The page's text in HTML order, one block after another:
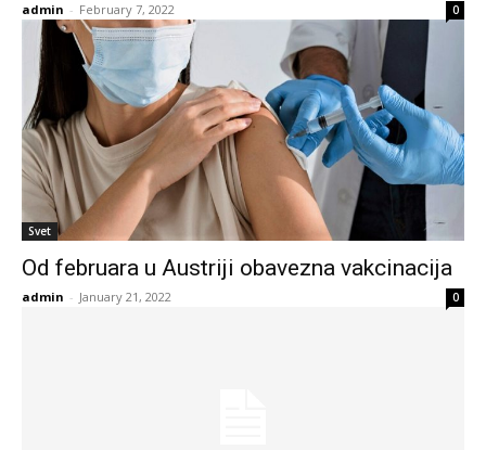
admin - February 7, 2022 0
Svet
Od februara u Austriji obavezna vakcinacija
admin - January 21, 2022 0